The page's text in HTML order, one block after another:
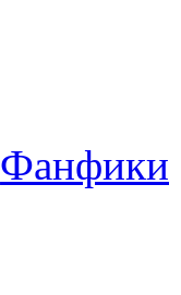
Фанфики